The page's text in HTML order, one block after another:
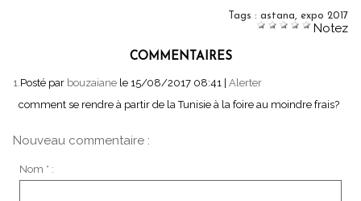
Tags : astana, expo 2017
Notez
COMMENTAIRES
1.Posté par bouzaiane le 15/08/2017 08:41 Alerter
comment se rendre à partir de la Tunisie à la foire au moindre frais?
Nouveau commentaire :
Nom * :